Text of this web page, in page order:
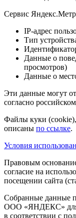
Сервис
IP-адрес
Тип
Данные о
просмотров)
Данные о
Эти данные могут
согласно
Файлы куки
описаны по ссылке.
Условия
Правовым
согласие на
посещении сайта
Собранные данные
ООО «ЯНДЕКС» для
в соответствии с